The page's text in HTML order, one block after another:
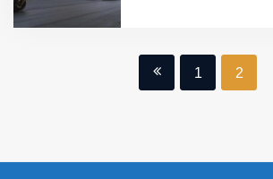
1 2